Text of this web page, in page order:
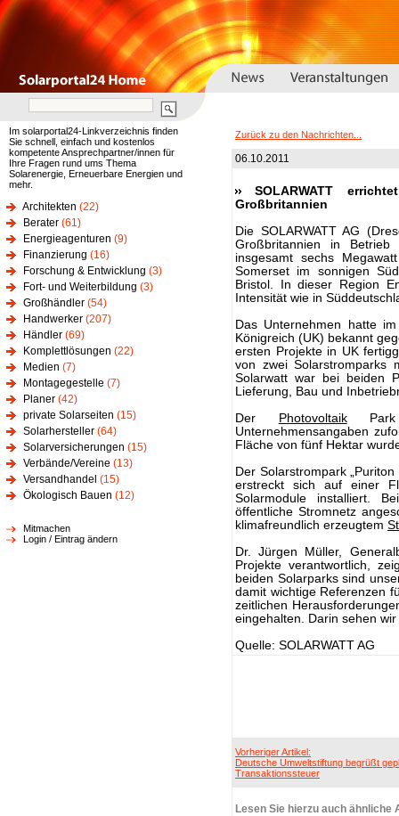
Im solarportal24-Linkverzeichnis finden
Sie schnell, einfach und kostenlos
kompetente Ansprechpartner/innen für
Ihre Fragen rund ums Thema
Solarenergie, Erneuerbare Energien und
mehr.
Architekten (22)
Berater (61)
Energieagenturen (9)
Finanzierung (16)
Forschung & Entwicklung (3)
Fort- und Weiterbildung (3)
Großhändler (54)
Handwerker (207)
Händler (69)
Komplettlösungen (22)
Medien (7)
Montagegestelle (7)
Planer (42)
private Solarseiten (15)
Solarhersteller (64)
Solarversicherungen (15)
Verbände/Vereine (13)
Versandhandel (15)
Ökologisch Bauen (12)
Mitmachen
Login / Eintrag ändern
Zurück zu den Nachrichten...
06.10.2011
SOLARWATT
Großbritannien
Die SOLARWATT AG
Großbritannien in Betrieb
insgesamt sechs
Somerset im sonnigen
Bristol. In dieser Region
Intensität wie in
Das Unternehmen hatte
Königreich (UK) bekannt
ersten Projekte in UK
von zwei Solarstromparks
Solarwatt war bei beiden
Lieferung, Bau und
Der
PhotovoltaikPark
Unternehmensangaben
Fläche von fünf Hektar
Der Solarstrompark
erstreckt sich auf einer
Solarmodule installiert.
öffentliche Stromnetz
klimafreundlich erzeugtem
Dr. Jürgen Müller,
Projekte verantwortlich,
beiden Solarparks sind
damit wichtige Referenzen
zeitlichen
eingehalten. Darin sehen
Quelle: SOLARWATT AG
Vorheriger Artikel:
Deutsche Umweltstiftung begrüßt
Transaktionssteuer
Lesen Sie hierzu auch ähnliche